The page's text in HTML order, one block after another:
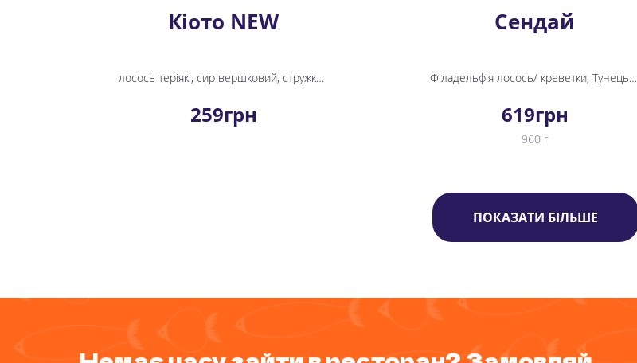
Кіото NEW
лосось теріякі, сир вершковий, стружка тунця, перець болгарський, цибуля зелена, рис, норі
259грн
Сендай
Філадельфія лосось/ креветки, Тунець лайт, Урамакі теріякі, Футомак міні
619грн
960 г
ПОКАЗАТИ БІЛЬШЕ